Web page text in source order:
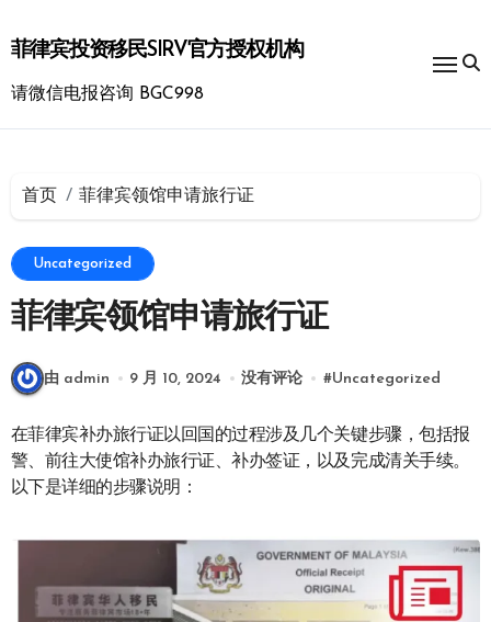
到
内
菲律宾投资移民SIRV官方授权机构
请微信电报咨询 BGC998
首页 菲律宾领馆申请旅行证
Uncategorized
菲律宾领馆申请旅行证
由 admin 9 月 10, 2024 没有评论 #Uncategorized
在菲律宾补办旅行证以回国的过程涉及几个关键步骤，包括报
警、前往大使馆补办旅行证、补办签证，以及完成清关手续。
以下是详细的步骤说明：